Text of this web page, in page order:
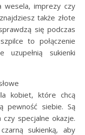
wesela, imprezy czy
także złote
się podczas
to połączenie
sukienki
kobiet, które chcą
pewność siebie. Są
specjalne okazje.
sukienką, aby